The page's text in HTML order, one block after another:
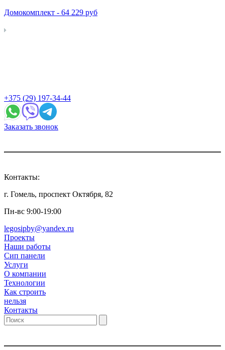
Домокомплект - 64 229 руб
+375 (29) 197-34-44
Заказать звонок
Контакты:
г. Гомель, проспект Октября, 82
Пн-вс 9:00-19:00
legosipby@yandex.ru
Проекты
Наши работы
Сип панели
Услуги
О компании
Технологии
Как строить
нельзя
Контакты